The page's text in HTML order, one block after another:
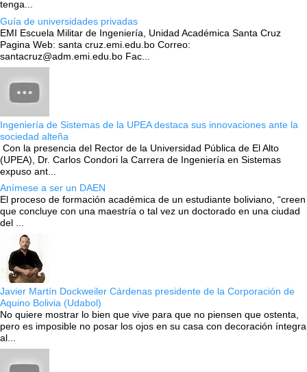
tenga...
Guía de universidades privadas
EMI Escuela Militar de Ingeniería, Unidad Académica Santa Cruz
Pagina Web: santa cruz.emi.edu.bo Correo:
santacruz@adm.emi.edu.bo Fac...
Ingeniería de Sistemas de la UPEA destaca sus innovaciones ante la
sociedad alteña
Con la presencia del Rector de la Universidad Pública de El Alto
(UPEA), Dr. Carlos Condori la Carrera de Ingeniería en Sistemas
expuso ant...
Anímese a ser un DAEN
El proceso de formación académica de un estudiante boliviano, “creen
que concluye con una maestría o tal vez un doctorado en una ciudad
del ...
Javier Martín Dockweiler Cárdenas presidente de la Corporación de
Aquino Bolivia (Udabol)
No quiere mostrar lo bien que vive para que no piensen que ostenta,
pero es imposible no posar los ojos en su casa con decoración íntegra
al...